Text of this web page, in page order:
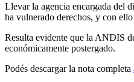
Llevar la agencia encargada del
ha vulnerado derechos, y con
Resulta evidente que la ANDIS
económicamente postergado.
Podés descargar la nota completa